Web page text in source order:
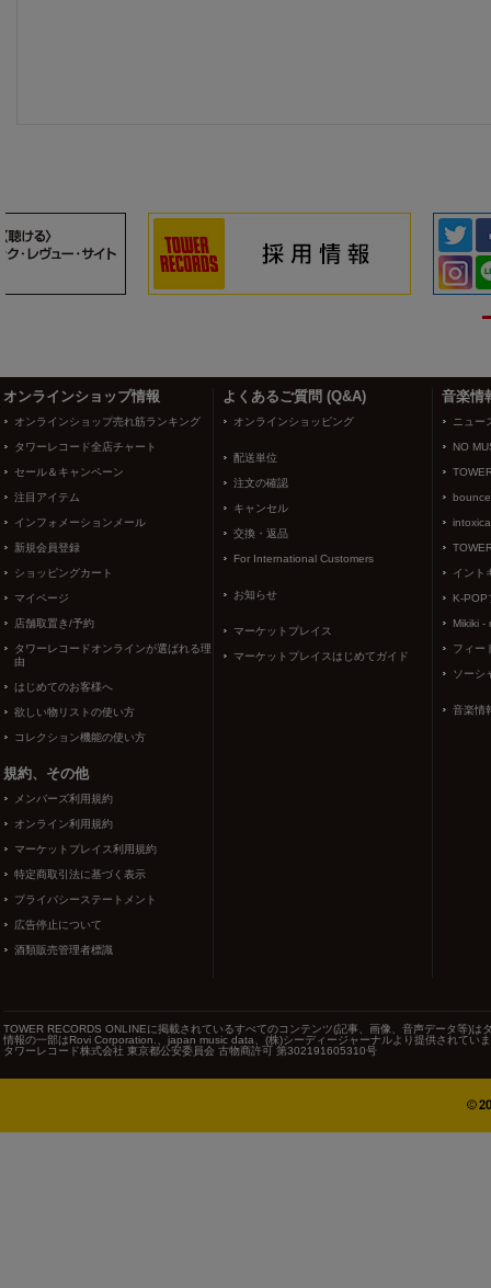
オンラインショップ情報
オンラインショップ売れ筋ランキング
タワーレコード全店チャート
セール＆キャンペーン
注目アイテム
インフォメーションメール
新規会員登録
ショッピングカート
マイページ
店舗取置き/予約
タワーレコードオンラインが選ばれる理
由
はじめてのお客様へ
欲しい物リストの使い方
コレクション機能の使い方
規約、その他
メンバーズ利用規約
オンライン利用規約
マーケットプレイス利用規約
特定商取引法に基づく表示
プライバシーステートメント
広告停止について
酒類販売管理者標識
よくあるご質問 (Q&A)
オンラインショッピング
配送単位
注文の確認
キャンセル
交換・返品
For International Customers
お知らせ
マーケットプレイス
マーケットプレイスはじめてガイド
音楽情
ニュー
NO
bounce
イント
K-POP
Mikiki -
フィー
ソーシ
音楽情
TOWER RECORDS ONLINEに掲載されているすべてのコンテンツ(記事、画像、音声データ等)
情報の一部はRovi Corporation.、japan music data、(株)シーディージャーナルより提供されてい
タワーレコード株式会社 東京都公安委員会 古物商許可 第302191605310号